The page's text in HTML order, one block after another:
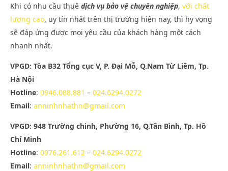
Khi có nhu cầu thuê dịch vụ bảo vệ chuyên nghiệp, với chất
lượng cao, uy tín nhất trên thị trường hiện nay, thì hy vọng
sẽ đáp ứng được mọi yêu cầu của khách hàng một cách
nhanh nhất.
VPGD: Tòa B32 Tổng cục V, P. Đại Mỗ, Q.Nam Từ Liêm, Tp.
Hà Nội
Hotline: 0946.088.881 – 024.6294.0272
Email: anninhnhathn@gmail.com
VPGD: 948 Trường chinh, Phường 16, Q.Tân Bình, Tp. Hồ
Chí Minh
Hotline: 0976.261.612 – 024.6294.0272
Email: anninhnhathn@gmail.com